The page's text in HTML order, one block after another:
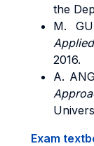
the
M.
2016.
A.
Exam